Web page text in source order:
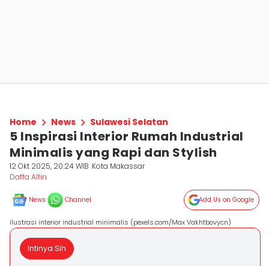
Home News Sulawesi Selatan
5 Inspirasi Interior Rumah Industrial
Minimalis yang Rapi dan Stylish
12 Okt 2025, 20:24 WIB Kota Makassar
Daffa Alfin
News Channel Add Us on Google
ilustrasi interior industrial minimalis (pexels.com/Max Vakhtbovycn)
Intinya Sih